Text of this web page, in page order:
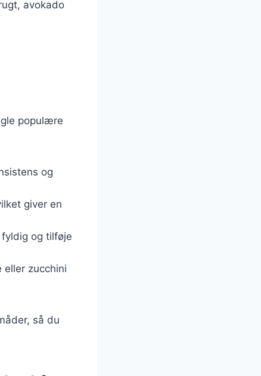
avokado
populære
og
giver en
og tilføje
eller zucchini
så du